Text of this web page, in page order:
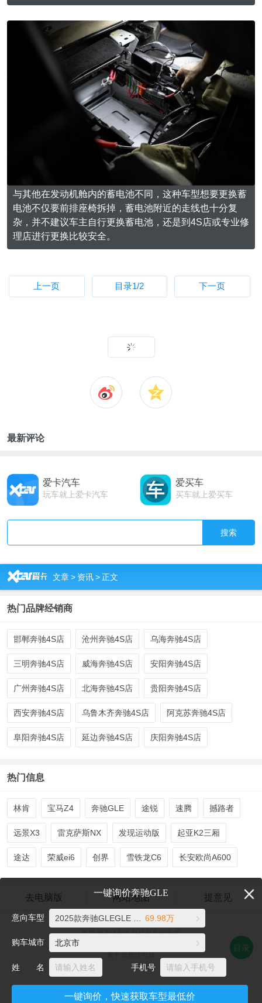
与其他在发动机舱内的蓄电池不同，这种车型想要更换蓄
电池不仅要前排座椅拆掉，蓄电池附近的走线也十分复
杂，并不建议车主自行更换蓄电池，还是到4S店或专业修
理店进行更换比较安全。
上一页 目录1/2 下一页
最新评论
爱卡汽车
玩车就上爱卡汽车
爱买车
买车就上爱买车
搜索
R 文章> 资讯>正文
热门品牌经销商
邯郸奔驰4S店 沧州奔驰4S店 乌海奔驰4S店
三明奔驰4S店 威海奔驰4S店 安阳奔驰4S店
广州奔驰4S店 北海奔驰4S店 贵阳奔驰4S店
西安奔驰4S店 乌鲁木齐奔驰4S店 阿克苏奔驰4S店
阜阳奔驰4S店 延边奔驰4S店 庆阳奔驰4S店
热门信息
林肯 宝马Z4 奔驰GLE 途锐 速腾 撼路者
远景X3 雷克萨斯NX 发现运动版 起亚K2三厢
途达 荣威ei6 创界 雪铁龙C6 长安欧尚A600
去电脑版 网站地图 提意见
爱卡汽车©2026 xcar.com.cn
互联网违法和不良信息举报方式
电话：021-56776072 邮箱：auto@xcar.com
爱卡资质许可证
目录
一键询价奔驰GLE
意向车型 69.98万
购车城市 北京市
姓 名 手机号
一键询价，快速获取车型最低价